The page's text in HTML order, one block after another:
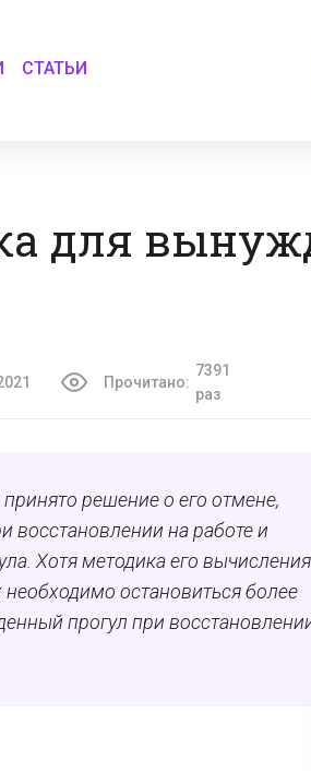
СТАТЬИ
для
Прочитано:
7391
раз
решение о его отмене,
восстановлении на работе и
Хотя методика его вычисления
остановиться более
прогул при